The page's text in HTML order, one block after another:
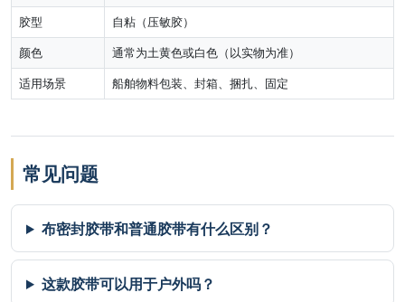
胶型 自粘（压敏胶）
颜色 通常为土黄色或白色（以实物为准）
适用场景 船舶物料包装、封箱、捆扎、固定
常见问题
布密封胶带和普通胶带有什么区别？
这款胶带可以用于户外吗？